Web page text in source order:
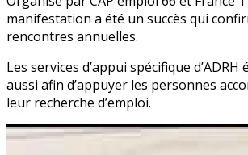
manifestation a été un succès qui
rencontres annuelles.
Les services d’appui spécifique
aussi afin d’appuyer les personnes
leur recherche d’emploi.